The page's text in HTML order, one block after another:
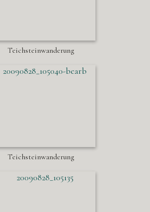
Teichsteinwanderung
Teichsteinwanderung